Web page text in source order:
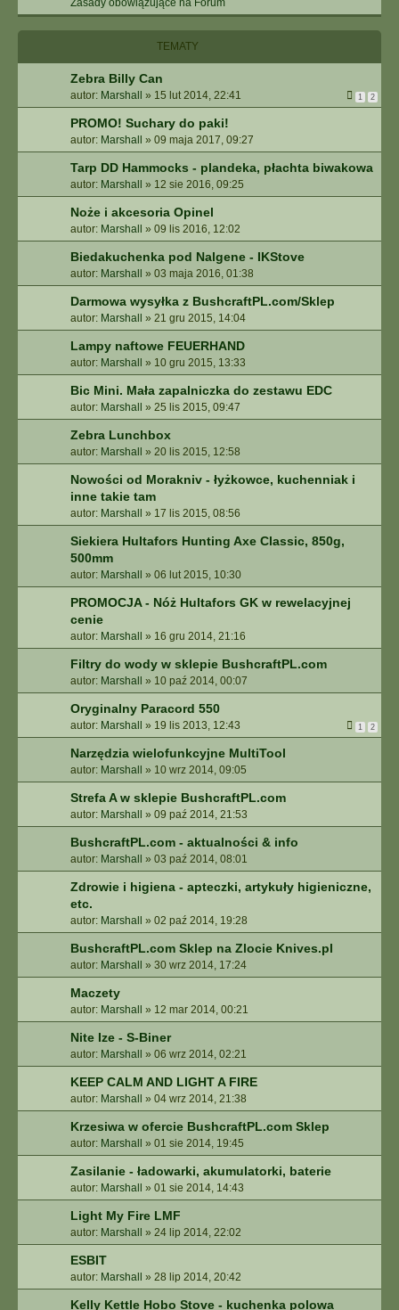
A
A
A
W
A
N
S
O
W
A
N
Zasady obowiązujące na Forum
TEMATY
Zebra Billy Can
autor: Marshall » 15 lut 2014, 22:41 1 2
PROMO! Suchary do paki!
autor: Marshall » 09 maja 2017, 09:27
Tarp DD Hammocks - plandeka, płachta biwakowa
autor: Marshall » 12 sie 2016, 09:25
Noże i akcesoria Opinel
autor: Marshall » 09 lis 2016, 12:02
Biedakuchenka pod Nalgene - IKStove
autor: Marshall » 03 maja 2016, 01:38
Darmowa wysyłka z BushcraftPL.com/Sklep
autor: Marshall » 21 gru 2015, 14:04
Lampy naftowe FEUERHAND
autor: Marshall » 10 gru 2015, 13:33
Bic Mini. Mała zapalniczka do zestawu EDC
autor: Marshall » 25 lis 2015, 09:47
Zebra Lunchbox
autor: Marshall » 20 lis 2015, 12:58
Nowości od Morakniv - łyżkowce, kuchenniak i
inne takie tam
autor: Marshall » 17 lis 2015, 08:56
Siekiera Hultafors Hunting Axe Classic, 850g,
500mm
autor: Marshall » 06 lut 2015, 10:30
PROMOCJA - Nóż Hultafors GK w rewelacyjnej
cenie
autor: Marshall » 16 gru 2014, 21:16
Filtry do wody w sklepie BushcraftPL.com
autor: Marshall » 10 paź 2014, 00:07
Oryginalny Paracord 550
autor: Marshall » 19 lis 2013, 12:43 1 2
Narzędzia wielofunkcyjne MultiTool
autor: Marshall » 10 wrz 2014, 09:05
Strefa A w sklepie BushcraftPL.com
autor: Marshall » 09 paź 2014, 21:53
BushcraftPL.com - aktualności & info
autor: Marshall » 03 paź 2014, 08:01
Zdrowie i higiena - apteczki, artykuły higieniczne,
etc.
autor: Marshall » 02 paź 2014, 19:28
BushcraftPL.com Sklep na Zlocie Knives.pl
autor: Marshall » 30 wrz 2014, 17:24
Maczety
autor: Marshall » 12 mar 2014, 00:21
Nite Ize - S-Biner
autor: Marshall » 06 wrz 2014, 02:21
KEEP CALM AND LIGHT A FIRE
autor: Marshall » 04 wrz 2014, 21:38
Krzesiwa w ofercie BushcraftPL.com Sklep
autor: Marshall » 01 sie 2014, 19:45
Zasilanie - ładowarki, akumulatorki, baterie
autor: Marshall » 01 sie 2014, 14:43
Light My Fire LMF
autor: Marshall » 24 lip 2014, 22:02
ESBIT
autor: Marshall » 28 lip 2014, 20:42
Kelly Kettle Hobo Stove - kuchenka polowa